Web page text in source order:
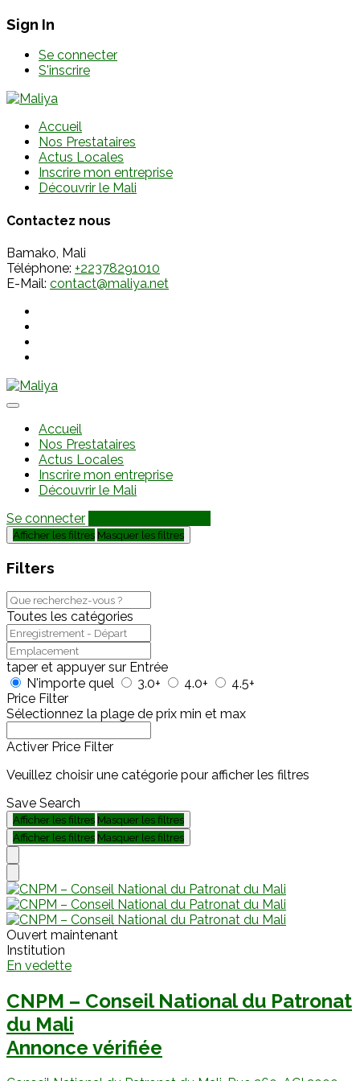
Sign In
Se connecter
S'inscrire
Accueil
Nos Prestataires
Actus Locales
Inscrire mon entreprise
Découvrir le Mali
Contactez nous
Bamako, Mali
Téléphone: +22378291010
E-Mail: contact@maliya.net
Accueil
Nos Prestataires
Actus Locales
Inscrire mon entreprise
Découvrir le Mali
Se connecter
Afficher les filtres Masquer les filtres
Filters
Toutes les catégories
taper et appuyer sur Entrée
N'importe quel
3.0+ 4.0+
4.5+
Price Filter
Sélectionnez la plage de prix min et max
Activer Price Filter
Veuillez choisir une catégorie pour afficher les filtres
Save Search
Afficher les filtres Masquer les filtres
Afficher les filtres Masquer les filtres
Ouvert maintenant
Institution
En vedette
CNPM – Conseil National du Patronat
du Mali
Annonce vérifiée